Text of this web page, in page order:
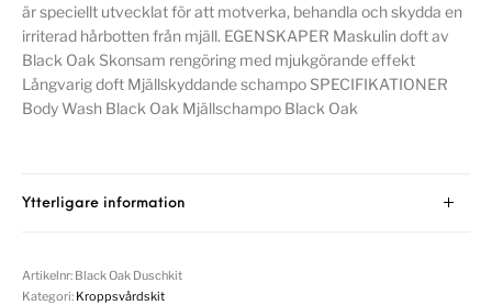
är speciellt utvecklat för att motverka, behandla och skydda en
irriterad hårbotten från mjäll. EGENSKAPER Maskulin doft av
Black Oak Skonsam rengöring med mjukgörande effekt
Långvarig doft Mjällskyddande schampo SPECIFIKATIONER
Body Wash Black Oak Mjällschampo Black Oak
Ytterligare information
Artikelnr: Black Oak Duschkit
Kategori: Kroppsvårdskit